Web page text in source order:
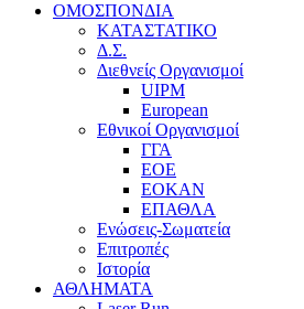
ΟΜΟΣΠΟΝΔΙΑ
ΚΑΤΑΣΤΑΤΙΚΟ
Δ.Σ.
Διεθνείς Οργανισμοί
UIPM
European
Εθνικοί Οργανισμοί
ΓΓΑ
ΕΟΕ
ΕΟΚΑΝ
ΕΠΑΘΛΑ
Ενώσεις-Σωματεία
Επιτροπές
Ιστορία
ΑΘΛΗΜΑΤΑ